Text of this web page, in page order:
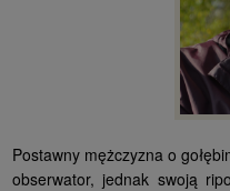
Postawny mężczyzna o
obserwator, jednak swoją